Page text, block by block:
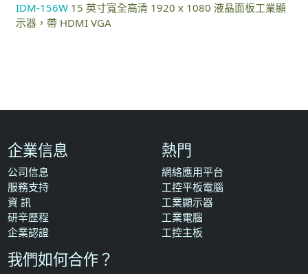
IDM-156W 15 英寸寬全高清 1920 x 1080 液晶面板工業顯
示器，帶 HDMI VGA
企業信息
公司信息
服務支持
資 訊
研辛歷程
企業認證
熱門
網絡應用平台
工控平板電腦
工業顯示器
工業電腦
工控主板
我們如何合作？